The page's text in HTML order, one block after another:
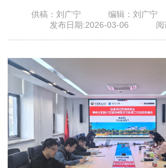
供稿：刘广宁 编辑：刘广宁
发布日期:2026-03-06
阅